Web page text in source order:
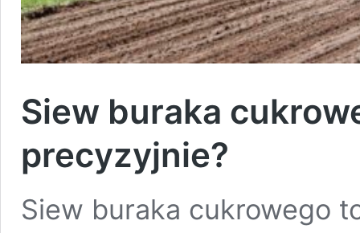
Siew buraka
precyzyjnie?
Siew buraka cukrowego